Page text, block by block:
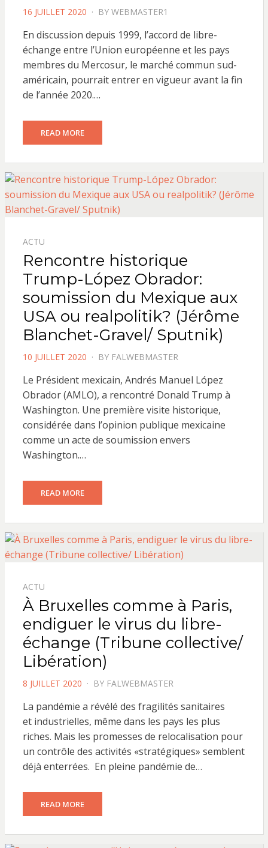
POSTED
16 JUILLET 2020 BY WEBMASTER1
En discussion depuis 1999, l’accord de libre-
échange entre l’Union européenne et les pays
membres du Mercosur, le marché commun sud-
américain, pourrait entrer en vigueur avant la fin
de l’année 2020.…
READ MORE
ACTU
Rencontre historique
Trump-López Obrador:
soumission du Mexique aux
USA ou realpolitik? (Jérôme
Blanchet-Gravel/ Sputnik)
POSTED
10 JUILLET 2020 BY FALWEBMASTER
Le Président mexicain, Andrés Manuel López
Obrador (AMLO), a rencontré Donald Trump à
Washington. Une première visite historique,
considérée dans l’opinion publique mexicaine
comme un acte de soumission envers
Washington.…
READ MORE
ACTU
À Bruxelles comme à Paris,
endiguer le virus du libre-
échange (Tribune collective/
Libération)
POSTED
8 JUILLET 2020 BY FALWEBMASTER
La pandémie a révélé des fragilités sanitaires
et industrielles, même dans les pays les plus
riches. Mais les promesses de relocalisation pour
un contrôle des activités «stratégiques» semblent
déjà enterrées. En pleine pandémie de…
READ MORE